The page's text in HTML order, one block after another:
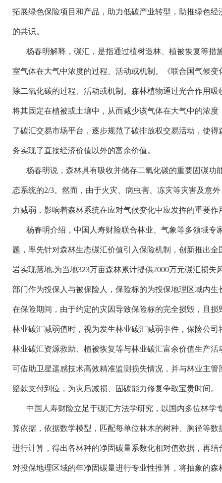
拓展绿色保险项目和产品，助力低碳产业转型，助推绿色
的共识。
杨春明解释，碳汇，是指通过植树造林、植被恢复等措
室气体在大气中浓度的过程、活动或机制。《联合国气候
除二氧化碳的过程、活动或机制。森林植物通过光合作用吸
将其固定在植被或土壤中，从而减少该气体在大气中的浓
了碳汇交易市场平台，逐步规范了碳排放权交易活动，使
务实现了直接经济价值以外的富余价值。
杨春明说，森林具有吸收并储存二氧化碳的重要固碳功
态系统的2/3。然而，由于火灾、病虫害、冻灾等灾害及意
力减弱，影响着森林系统在应对气候变化中应发挥的重要作
杨春明介绍，中国人寿财险联合林业、气象等多领域专
题，率先针对森林生态碳汇价值引入保险机制，创新推出
岩实现落地,为当地323万亩森林累计提供2000万元碳汇损
部门作为投保人与被保险人，保险标的为投保地理区域内
在保险期间，由于约定的灾因导致保险标的完全损毁，且
林业碳汇减弱值时，视为发生林业碳汇减弱事件，保险公
林业碳汇资源救助、植被恢复等与林业碳汇富余价值生产
可借助卫星遥感技术高效精准监测损失情况，并与林业主
赔款支付到位，为灾后减损、固碳能力修复争取宝贵时间。
中国人寿财险立足于碳汇方法学研究，以国内多位林学
算依据，依据数学模型，匹配每单位林木的树种、胸径等
进行计算，得出各林种的净固碳量系数化相对值数据，再
对投保地理区域的年净固碳量进行专业性推算，将抽象的